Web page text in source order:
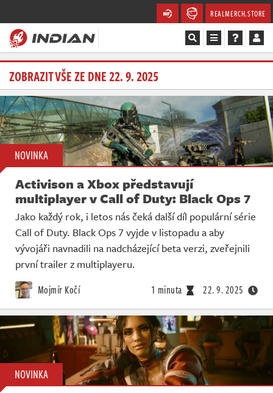
REALMERCH.STORE
Magazín
Recenze
Videa
Soutěže
Databáze
Komunita
Redakce
Živě
ZOBRAZIT VŠE ZE DNE 22. 9. 2025
NOVINKA
Activison a Xbox představují
multiplayer v Call of Duty: Black Ops 7
Jako každý rok, i letos nás čeká další díl populární série
Call of Duty. Black Ops 7 vyjde v listopadu a aby
vývojáři navnadili na nadcházející beta verzi, zveřejnili
první trailer z multiplayeru.
Mojmír Kočí 1 minuta 22. 9. 2025
NOVINKA